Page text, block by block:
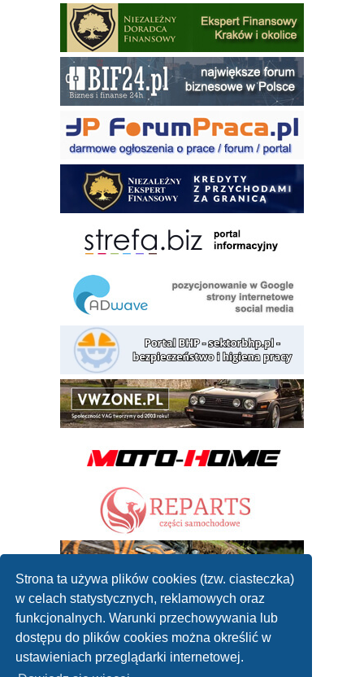
Strona ta używa plików cookies (tzw. ciasteczka)
w celach statystycznych, reklamowych oraz
funkcjonalnych. Warunki przechowywania lub
dostępu do plików cookies można określić w
ustawieniach przeglądarki internetowej.